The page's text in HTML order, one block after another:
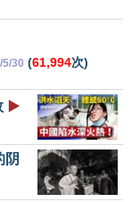
30 (61,994次)
▶️
阴